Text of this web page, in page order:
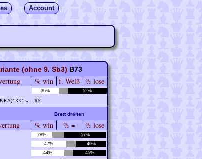
Account
(ohne 9. Sb3) B73
% win f. Weiß % lose
36% 52%
R2Q1RK1 w - - 6 9
Brett drehen
% win % = % lose
28% 57%
47% 40%
44% 45%